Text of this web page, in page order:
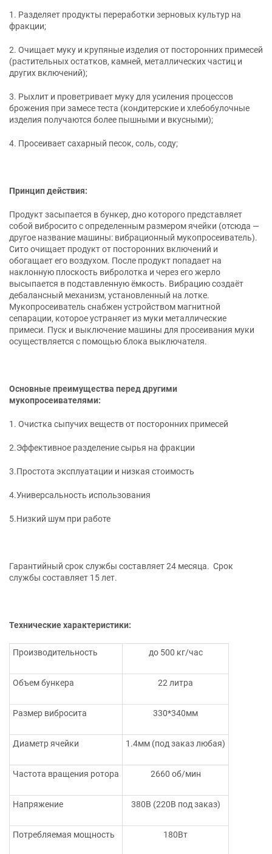
1. Разделяет продукты переработки зерновых культур на
фракции;
2. Очищает муку и крупяные изделия от посторонних примесей
(растительных остатков, камней, металлических частиц и
других включений);
3. Рыхлит и проветривает муку для усиления процессов
брожения при замесе теста (кондитерские и хлебобулочные
изделия получаются более пышными и вкусными);
4. Просеивает сахарный песок, соль, соду;
Принцип действия:
Продукт засыпается в бункер, дно которого представляет
собой вибросито с определенным размером ячейки (отсюда ―
другое название машины: вибрационный мукопросеиватель).
Сито очищает продукт от посторонних включений и
обогащает его воздухом. После продукт попадает на
наклонную плоскость вибролотка и через его жерло
высыпается в подставленную ёмкость. Вибрацию создаёт
дебалансный механизм, установленный на лотке.
Мукопросеиватель снабжен устройством магнитной
сепарации, которое устраняет из муки металлические
примеси. Пуск и выключение машины для просеивания муки
осуществляется с помощью блока выключателя.
Основные преимущества перед другими
мукопросеивателями:
1. Очистка сыпучих веществ от посторонних примесей
2.Эффективное разделение сырья на фракции
3.Простота эксплуатации и низкая стоимость
4.Универсальность использования
5.Низкий шум при работе
Гарантийный срок службы составляет 24 месяца. Срок
службы составляет 15 лет.
Технические характеристики:
Производительность до 500 кг/час
Объем бункера 22 литра
Размер вибросита 330*340мм
Диаметр ячейки 1.4мм (под заказ любая)
Частота вращения ротора 2660 об/мин
Напряжение 380В (220В под заказ)
Потребляемая мощность 180Вт